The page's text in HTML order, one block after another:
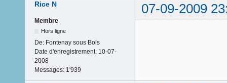
Rice N 07-09-2009
Membre
Hors ligne
De: Fontenay sous Bois
Date d'enregistrement: 10-07-
2008
Messages: 1'939